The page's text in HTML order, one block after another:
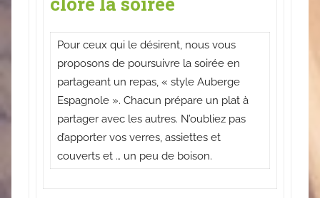
Pour ceux qui le désirent, nous vous
proposons de poursuivre la soirée en
partageant un repas, « style Auberge
Espagnole ». Chacun prépare un plat à
partager avec les autres. N’oubliez pas
d’apporter vos verres, assiettes et
couverts et … un peu de boison.